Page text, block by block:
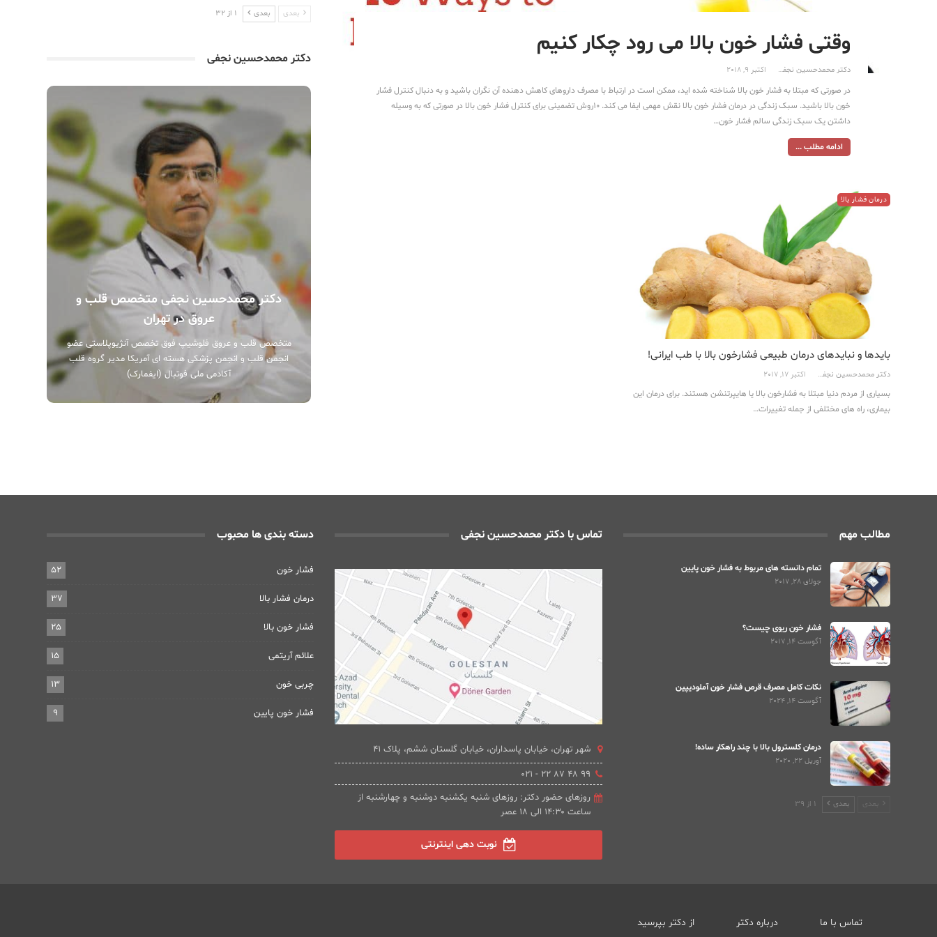
وقتی فشار خون بالا می رود چکار کنیم
دکتر محمدحسین نجفی اکتبر 9, 2018
در صورتی که مبتلا به فشار خون بالا شناخته شده اید، ممکن است در ارتباط با مصرف داروهای کاهش دهنده آن نگران باشید و به دنبال کنترل فشار
خون بالا باشید. سبک زندگی در درمان فشار خون بالا نقش مهمی ایفا می کند. 10روش تضمینی برای کنترل فشار خون بالا در صورتی که به وسیله
داشتن یک سبک زندگی سالم فشار خون…
ادامه مطلب ...
درمان فشار بالا
بایدها و نبایدهای درمان طبیعی فشارخون بالا با طب ایرانی!
دکتر محمدحسین نجفی اکتبر 17, 2017
بسیاری از مردم دنیا مبتلا به فشارخون بالا یا هایپرتنشن هستند. برای درمان این
بیماری، راه های مختلفی از جمله تغییرات…
بعدی بعدی 1 از 32
دکتر محمدحسین نجفی
دکتر محمدحسین نجفی متخصص قلب و
عروق در تهران
متخصص قلب و عروق فلوشیپ فوق تخصص آنژیوپلاستی عضو
انجمن قلب و انجمن پزشکی هسته ای آمریکا مدیر گروه قلب
آکادمی ملی فوتبال (ایفمارک)
مطالب مهم
تمام دانسته های مربوط به فشار خون پایین
جولای 28, 2017
فشار خون ریوی چیست؟
آگوست 14, 2017
نکات کامل مصرف قرص فشار خون آملودیپین
آگوست 14, 2024
درمان کلسترول بالا با چند راهکار ساده!
آوریل 22, 2020
بعدی بعدی 1 از 39
تماس با دکتر محمدحسین نجفی
شهر تهران، خیابان پاسداران، خیابان گلستان ششم، پلاک 41
۹۹ ۴۸ ۸۷ ۲۲ - ۰۲۱
روزهای حضور دکتر: روزهای شنبه یکشنبه دوشنبه و چهارشنبه از
ساعت ۱۴:۳۰ الی ۱۸ عصر
نوبت دهی اینترنتی
دسته بندی ها محبوب
فشار خون 52
درمان فشار بالا 37
فشار خون بالا 25
علائم آریتمی 15
چربی خون 13
فشار خون پایین 9
تماس با ما درباره دکتر از دکتر بپرسید